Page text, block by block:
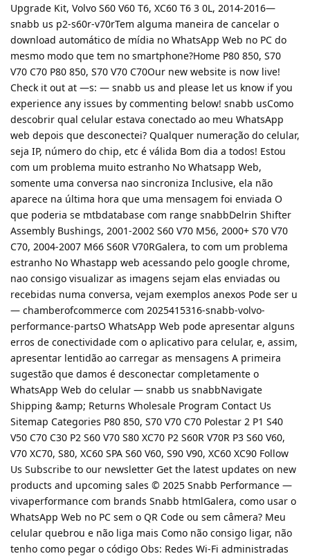
Upgrade Kit, Volvo S60 V60 T6, XC60 T6 3 0L, 2014-2016—
snabb us p2-s60r-v70rTem alguma maneira de cancelar o
download automático de mídia no WhatsApp Web no PC do
mesmo modo que tem no smartphone?Home P80 850, S70
V70 C70 P80 850, S70 V70 C70Our new website is now live!
Check it out at —s: — snabb us and please let us know if you
experience any issues by commenting below! snabb usComo
descobrir qual celular estava conectado ao meu WhatsApp
web depois que desconectei? Qualquer numeração do celular,
seja IP, número do chip, etc é válida Bom dia a todos! Estou
com um problema muito estranho No Whatsapp Web,
somente uma conversa nao sincroniza Inclusive, ela não
aparece na última hora que uma mensagem foi enviada O
que poderia se mtbdatabase com range snabbDelrin Shifter
Assembly Bushings, 2001-2002 S60 V70 M56, 2000+ S70 V70
C70, 2004-2007 M66 S60R V70RGalera, to com um problema
estranho No Whastapp web acessando pelo google chrome,
nao consigo visualizar as imagens sejam elas enviadas ou
recebidas numa conversa, vejam exemplos anexos Pode ser u
— chamberofcommerce com 2025415316-snabb-volvo-
performance-partsO WhatsApp Web pode apresentar alguns
erros de conectividade com o aplicativo para celular, e, assim,
apresentar lentidão ao carregar as mensagens A primeira
sugestão que damos é desconectar completamente o
WhatsApp Web do celular — snabb us snabbNavigate
Shipping &amp; Returns Wholesale Program Contact Us
Sitemap Categories P80 850, S70 V70 C70 Polestar 2 P1 S40
V50 C70 C30 P2 S60 V70 S80 XC70 P2 S60R V70R P3 S60 V60,
V70 XC70, S80, XC60 SPA S60 V60, S90 V90, XC60 XC90 Follow
Us Subscribe to our newsletter Get the latest updates on new
products and upcoming sales © 2025 Snabb Performance —
vivaperformance com brands Snabb htmlGalera, como usar o
WhatsApp Web no PC sem o QR Code ou sem câmera? Meu
celular quebrou e não liga mais Como não consigo ligar, não
tenho como pegar o código Obs: Redes Wi-Fi administradas